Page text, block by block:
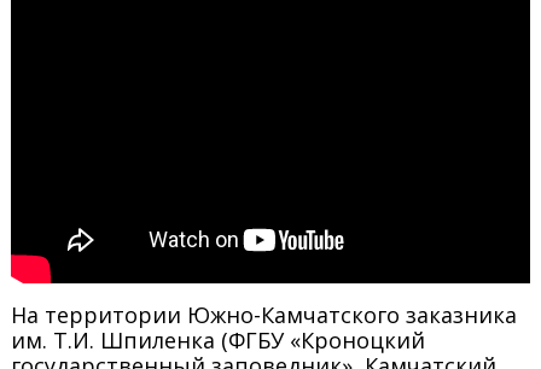
На территории Южно-Камчатского заказника
им. Т.И. Шпиленка (ФГБУ «Кроноцкий